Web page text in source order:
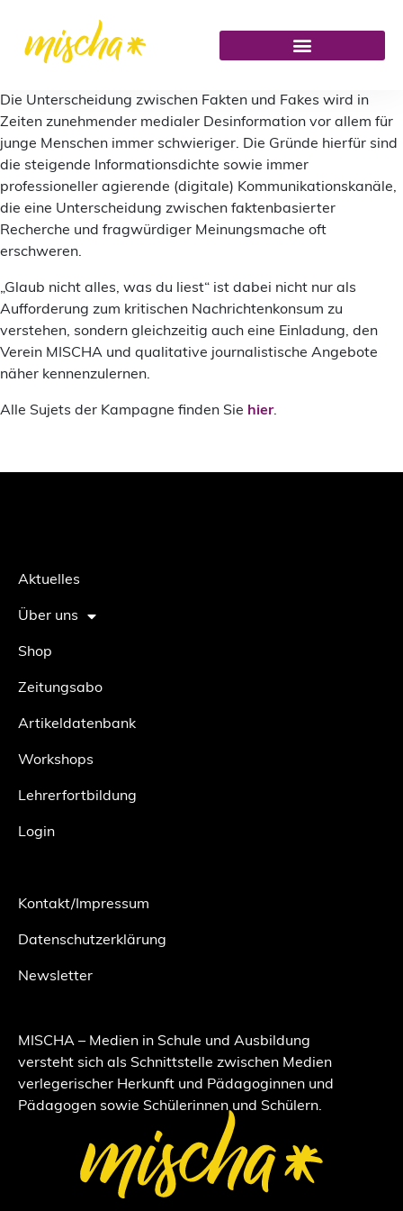
Die Unterscheidung zwischen Fakten und Fakes wird in
Zeiten zunehmender medialer Desinformation vor allem für
junge Menschen immer schwieriger. Die Gründe hierfür sind
die steigende Informationsdichte sowie immer
professioneller agierende (digitale) Kommunikationskanäle,
die eine Unterscheidung zwischen faktenbasierter
Recherche und fragwürdiger Meinungsmache oft
erschweren.
„Glaub nicht alles, was du liest“ ist dabei nicht nur als
Aufforderung zum kritischen Nachrichtenkonsum zu
verstehen, sondern gleichzeitig auch eine Einladung, den
Verein MISCHA und qualitative journalistische Angebote
näher kennenzulernen.
Alle Sujets der Kampagne finden Sie hier.
Aktuelles
Über uns
Shop
Zeitungsabo
Artikeldatenbank
Workshops
Lehrerfortbildung
Login
Kontakt/Impressum
Datenschutzerklärung
Newsletter
MISCHA – Medien in Schule und Ausbildung
versteht sich als Schnittstelle zwischen Medien
verlegerischer Herkunft und Pädagoginnen und
Pädagogen sowie Schülerinnen und Schülern.